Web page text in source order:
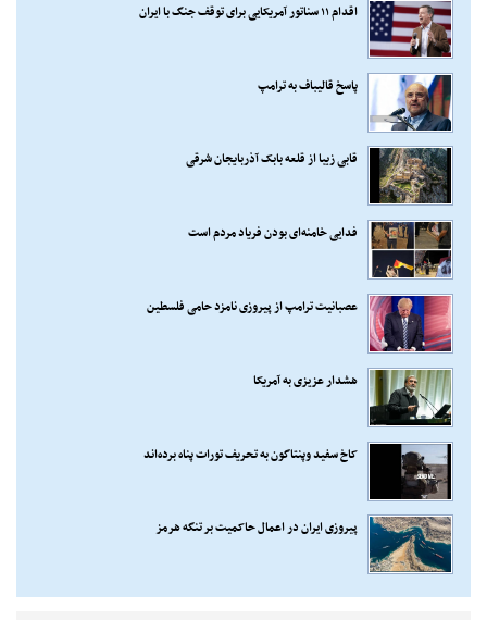
اقدام ۱۱ سناتور آمریکایی برای توقف جنگ با ایران
پاسخ قالیباف به ترامپ
قابی زیبا از قلعه بابک آذربایجان شرقی
فدایی خامنه‌ای بودن فریاد مردم است
عصبانیت ترامپ از پیروزی نامزد حامی فلسطین
هشدار عزیزی به آمریکا
کاخ سفید وپنتاگون به تحریف تورات پناه برده‌اند
پیروزی ایران در اعمال حاکمیت بر تنگه هرمز